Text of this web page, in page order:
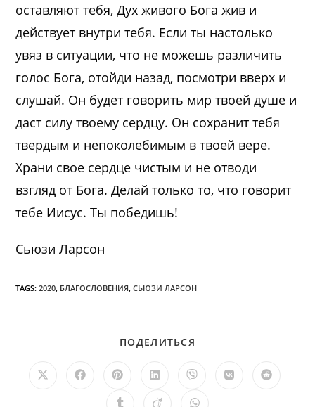
оставляют тебя, Дух живого Бога жив и
действует внутри тебя. Если ты настолько
увяз в ситуации, что не можешь различить
голос Бога, отойди назад, посмотри вверх и
слушай. Он будет говорить мир твоей душе и
даст силу твоему сердцу. Он сохранит тебя
твердым и непоколебимым в твоей вере.
Храни свое сердце чистым и не отводи
взгляд от Бога. Делай только то, что говорит
тебе Иисус. Ты победишь!
Сьюзи Ларсон
TAGS:2020 БЛАГОСЛОВЕНИЯ СЬЮЗИ ЛАРСОН
ПОДЕЛИТЬСЯ
Открывается
Открывается
Открывается
в
Открывается
Открывается
Открывается